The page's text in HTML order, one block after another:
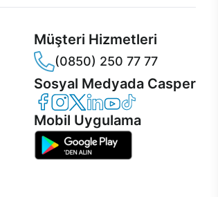
Müşteri Hizmetleri
(0850) 250 77 77
Sosyal Medyada Casper
Casper Facebook
Casper Instagram
Casper Twitter
Casper LinkedIn
Casper YouTube
Casper TikTok
Mobil Uygulama